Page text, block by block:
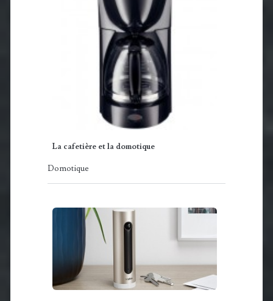
La cafetière et la domotique
Domotique